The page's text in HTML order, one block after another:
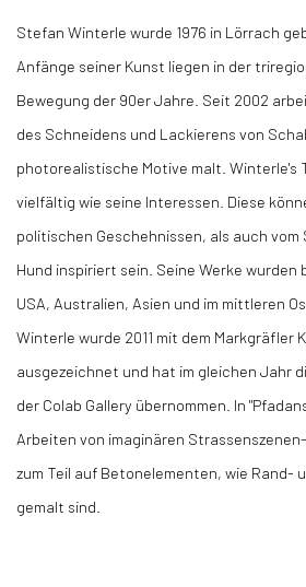
Stefan Winterle wurde 1976 in Lörrach
Anfänge seiner Kunst liegen in der
Bewegung der 90er Jahre. Seit 2002
des Schneidens und Lackierens von
photorealistische Motive malt. Winterle's
vielfältig wie seine Interessen. Diese
politischen Geschehnissen, als auch vom
Hund inspiriert sein. Seine Werke wurden
USA, Australien, Asien und im mittleren
Winterle wurde 2011 mit dem Markgräfler
ausgezeichnet und hat im gleichen Jahr
der Colab Gallery übernommen. In
Arbeiten von imaginären
zum Teil auf Betonelementen, wie Rand-
gemalt sind.